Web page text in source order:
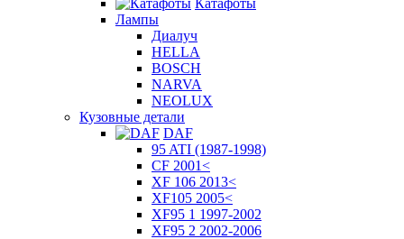
Катафоты
Лампы
Диалуч
HELLA
BOSCH
NARVA
NEOLUX
Кузовные детали
DAF
95 ATI (1987-1998)
CF 2001<
XF 106 2013<
XF105 2005<
XF95 1 1997-2002
XF95 2 2002-2006